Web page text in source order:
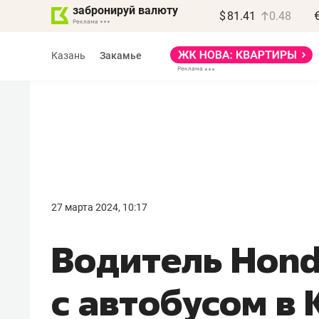
забронируй валюту $ 81.41 0.48
Казань Закамье
27 марта 2024, 10:17
Водитель
с автобусом в
правил, бизнес может
потерять минимум
полгода»